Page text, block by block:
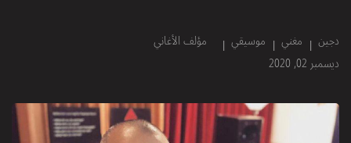
دجين مغني موسيقي
مؤلف الأغاني
ديسمبر 02, 2020